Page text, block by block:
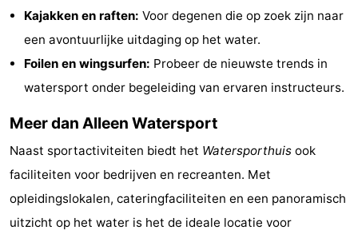
Monumenten
-
Uitkijkpunten
Attracties
Boerderijen
-
Speeltuinen
-
Binnenspeeltuinen
-
Minigolfbanen
Wellness
Kajakken en raften: Voor degenen die op zoek zijn naar
een avontuurlijke uitdaging op het water.
Foilen en wingsurfen: Probeer de nieuwste trends in
watersport onder begeleiding van ervaren instructeurs.
Meer dan Alleen Watersport
Naast sportactiviteiten biedt het Watersporthuis ook
faciliteiten voor bedrijven en recreanten. Met
opleidingslokalen, cateringfaciliteiten en een panoramisch
uitzicht op het water is het de ideale locatie voor